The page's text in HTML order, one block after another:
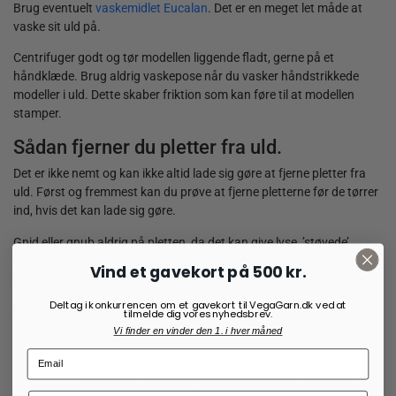
Brug eventuelt vaskemidlet Eucalan. Det er en meget let måde at
vaske sit uld på.
Centrifuger godt og tør modellen liggende fladt, gerne på et
håndklæde. Brug aldrig vaskepose når du vasker håndstrikkede
modeller i uld. Dette skaber friktion som kan føre til at modellen
stamper.
Sådan fjerner du pletter fra uld.
Det er ikke nemt og kan ikke altid lade sig gøre at fjerne pletter fra
uld. Først og fremmest kan du prøve at fjerne pletterne før de tørrer
ind, hvis det kan lade sig gøre.
Gnid eller gnub aldrig på pletten, da det kan give lyse, ’støvede’
områder, der ikke kan fjernes senere. Læg heller ikke uld i blød, inden
du vasker det, da det kan give skjolder, farveudløb og afsmitning.
Her er et par ting, du kan prøve af:
Forbehandl’ pletter med lidt koncentreret, flydende
Vind et gavekort på 500 kr.
Deltag i konkurrencen om et gavekort til VegaGarn.dk ved at
tilmelde dig vores nyhedsbrev.
Vi finder en vinder den 1. i hver måned